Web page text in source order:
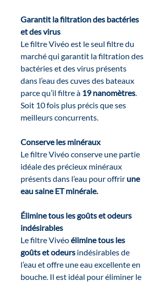
Garantit la filtration des bactéries
et des virus
Le filtre Vivéo est le seul filtre du
marché qui garantit la filtration des
bactéries et des virus présents
dans l’eau des cuves des bateaux
parce qu’il filtre à 19 nanomètres.
Soit 10 fois plus précis que ses
meilleurs concurrents.
Conserve les minéraux
Le filtre Vivéo conserve une partie
idéale des précieux minéraux
présents dans l’eau pour offrir une
eau saine ET minérale.
Élimine tous les goûts et odeurs
indésirables
Le filtre Vivéoélimine tous les
goûts et odeurs indésirables de
l’eau et offre une eau excellente en
bouche. Il est idéal pour éliminer le